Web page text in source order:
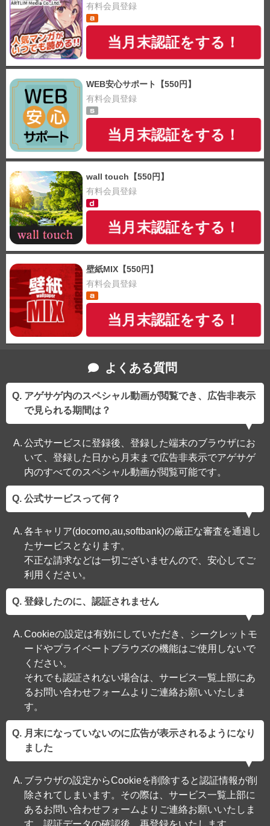
有料会員登録
当月末認証をする！
WEB安心サポート【550円】
有料会員登録
当月末認証をする！
wall touch【550円】
有料会員登録
当月末認証をする！
壁紙MIX【550円】
有料会員登録
当月末認証をする！
よくある質問
アゲサゲ内のスペシャル動画が閲覧でき、広告非表示
で見られる期間は？
公式サービスに登録後、登録した端末のブラウザにお
いて、登録した日から月末まで広告非表示でアゲサゲ
内のすべてのスペシャル動画が閲覧可能です。
公式サービスって何？
各キャリア(docomo,au,softbank)の厳正な審査を通過し
たサービスとなります。
不正な請求などは一切ございませんので、安心してご
利用ください。
登録したのに、認証されません
Cookieの設定は有効にしていただき、シークレットモ
ードやプライベートブラウズの機能はご使用しないで
ください。
それでも認証されない場合は、サービス一覧上部にあ
るお問い合わせフォームよりご連絡お願いいたしま
す。
月末になっていないのに広告が表示されるようになり
ました
ブラウザの設定からCookieを削除すると認証情報が削
除されてしまいます。その際は、サービス一覧上部に
あるお問い合わせフォームよりご連絡お願いいたしま